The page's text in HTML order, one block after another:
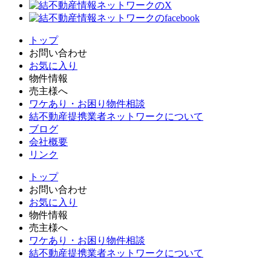
トップ
お問い合わせ
お気に入り
物件情報
売主様へ
ワケあり・お困り物件相談
結不動産提携業者ネットワークについて
ブログ
会社概要
リンク
トップ
お問い合わせ
お気に入り
物件情報
売主様へ
ワケあり・お困り物件相談
結不動産提携業者ネットワークについて